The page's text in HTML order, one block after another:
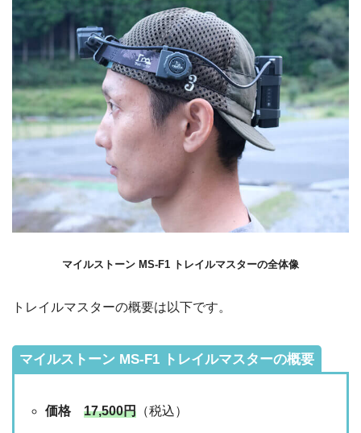
マイルストーン MS‐F1 トレイルマスターの全体像
トレイルマスターの概要は以下です。
マイルストーン MS‐F1 トレイルマスターの概要
価格17,500円 （税込）